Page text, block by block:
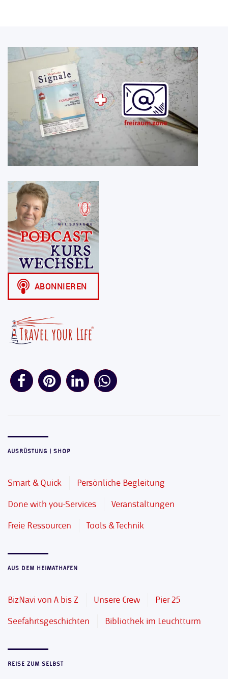
AUSRÜSTUNG | SHOP
Smart & Quick Persönliche Begleitung
Done with you-Services Veranstaltungen
Freie Ressourcen Tools & Technik
AUS DEM HEIMATHAFEN
BizNavi von A bis Z Unsere Crew Pier 25
Seefahrtsgeschichten Bibliothek im Leuchtturm
REISE ZUM SELBST